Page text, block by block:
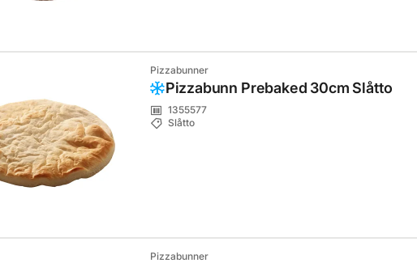
Pizzabunner
Pizzabunn Prebaked 30cm Slåtto
1355577
Slåtto
Pizzabunner